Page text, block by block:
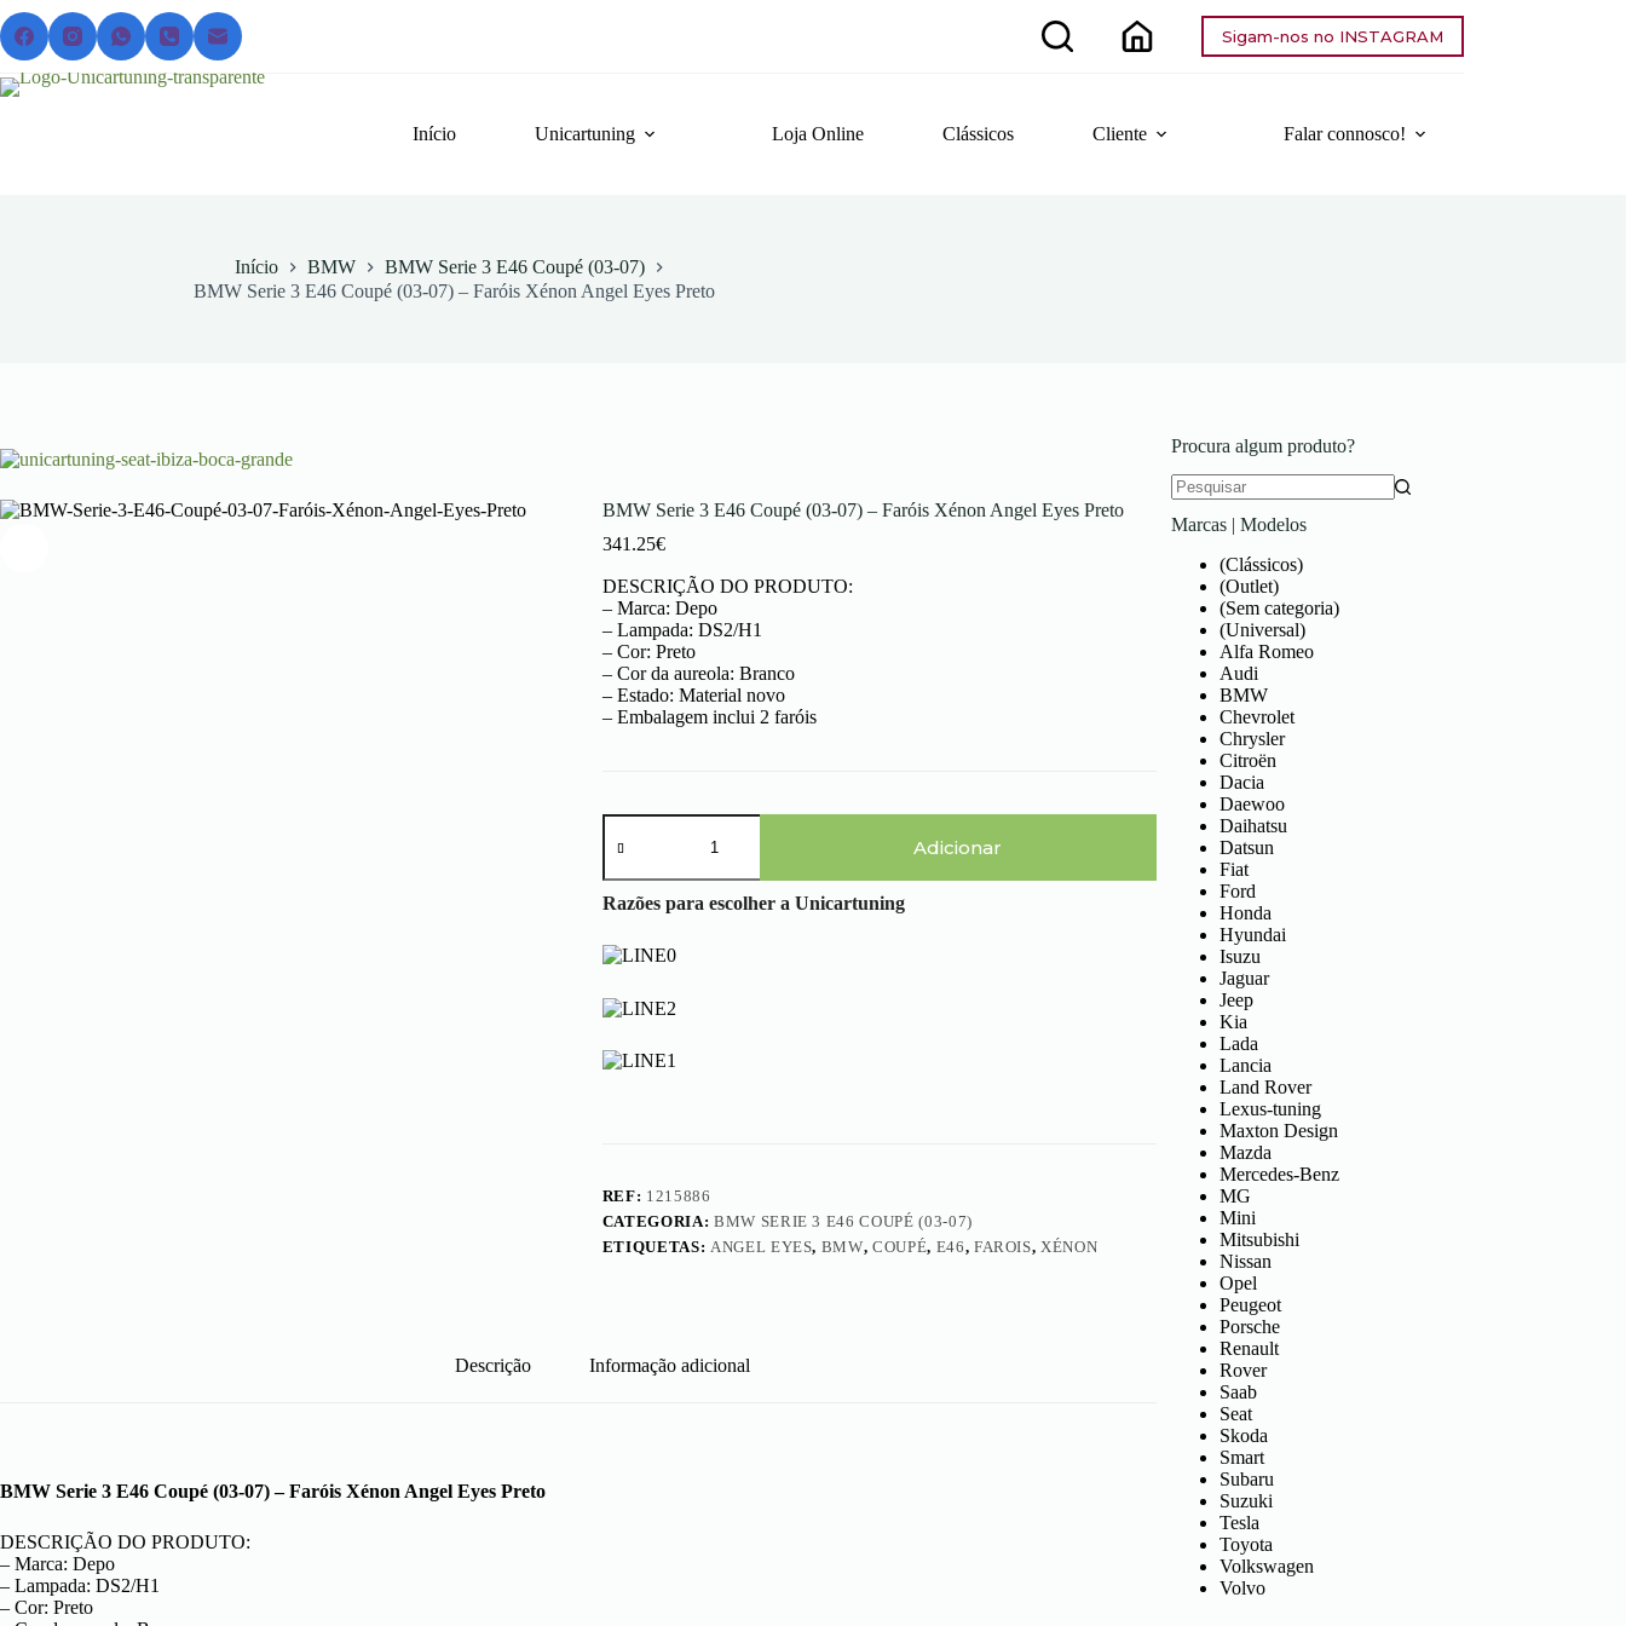
Pular
para
o
conteúdo
Sigam-nos no INSTAGRAM
Início Unicartuning Loja Online Clássicos Cliente Falar connosco!
Início BMW
BMW Serie 3 E46 Coupé (03-07)
BMW Serie 3 E46 Coupé (03-07) – Faróis Xénon Angel Eyes Preto
BMW Serie 3 E46 Coupé (03-07) – Faróis Xénon Angel Eyes Preto
341.25€
DESCRIÇÃO DO PRODUTO:
– Marca: Depo
– Lampada: DS2/H1
– Cor: Preto
– Cor da aureola: Branco
– Estado: Material novo
– Embalagem inclui 2 faróis
Quantidade
de
Serie
3
Coupé
(03-
-
Xénon
Angel
Adicionar
Razões para escolher a Unicartuning
REF: 1215886
CATEGORIA: BMW SERIE 3 E46 COUPÉ (03-07)
ETIQUETAS: ANGEL EYES, BMW,COUPÉ, E46, FAROIS, XÉNON
Descrição Informação adicional
BMW Serie 3 E46 Coupé (03-07) – Faróis Xénon Angel Eyes Preto
DESCRIÇÃO DO PRODUTO:
– Marca: Depo
– Lampada: DS2/H1
– Cor: Preto
Procura algum produto?
resultados
Marcas | Modelos
(Clássicos)
(Outlet)
(Sem categoria)
(Universal)
Alfa Romeo
Audi
BMW
Chevrolet
Chrysler
Citroën
Dacia
Daewoo
Daihatsu
Datsun
Fiat
Ford
Honda
Hyundai
Isuzu
Jaguar
Jeep
Kia
Lada
Lancia
Land Rover
Lexus-tuning
Maxton Design
Mazda
Mercedes-Benz
MG
Mini
Mitsubishi
Nissan
Opel
Peugeot
Porsche
Renault
Rover
Saab
Seat
Skoda
Smart
Subaru
Suzuki
Tesla
Toyota
Volkswagen
Volvo